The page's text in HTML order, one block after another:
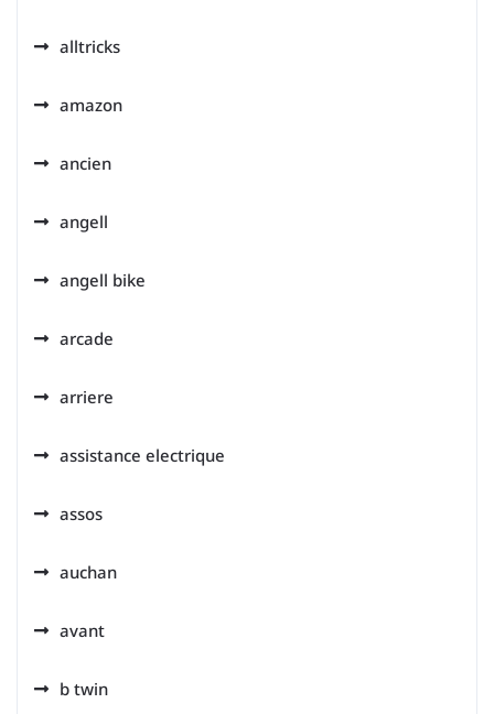
alltricks
amazon
ancien
angell
angell bike
arcade
arriere
assistance electrique
assos
auchan
avant
b twin